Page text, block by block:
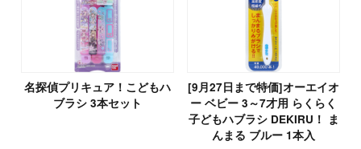
名探偵プリキュア！こどもハ
ブラシ 3本セット
[9月27日まで特価]オーエイオ
ー ベビー 3～7才用 らくらく
子どもハブラシ DEKIRU！ ま
んまる ブルー 1本入